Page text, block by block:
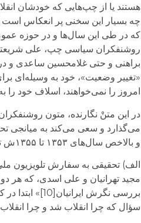
هستند یا از چپ‌هایی که خودشان
روشنفکران سیاسی چپ، علی
«تغییر وضعیت»، خود به وسیله‌ای
امروز را نمی‌خواهند، اسلاف خود را به سبب همین
و بالاخص سال‌های ۱۳۵۳ تا ۱۳۵۵ش تهیه شده است، به واقعه تاریخی انقلاب ۵۷ نزدیک شود.
الف) تحقیقی به سفارش تلویزیون
مجید تهرانیان و علی اسدی، که هر
بررسی نگرش
سؤال که چرا انقلاب شد و چرا